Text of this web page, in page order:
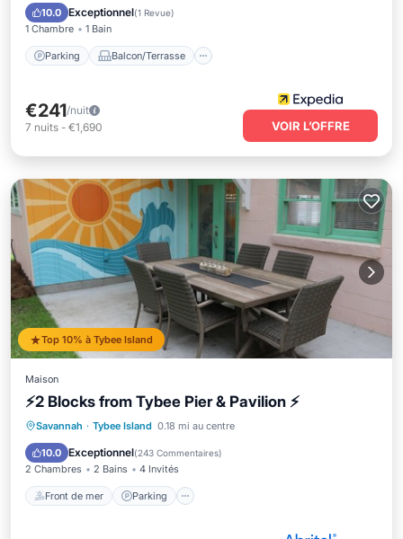
10.0 Exceptionnel(1 Revue)
1 Chambre 1 Bain
Parking Balcon/Terrasse
Climatisation
€241/nuit
7 nuits - €1,690 VOIR L’OFFRE
Top 10% à Tybee Island
Maison
⚡2 Blocks from Tybee Pier & Pavilion ⚡
Savannah · Tybee Island 0.18 mi au centre
10.0 Exceptionnel(243 Commentaires)
2 Chambres 2 Bains 4 Invités
Front de mer Parking
Front de mer
Parking
Vue sur l’océan
Balcon/Terrasse